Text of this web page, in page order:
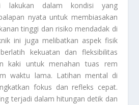
lakukan dalam kondisi yang
nyata untuk membiasakan
tinggi dan risiko mendadak di
ini juga melibatkan aspek fisik
kekuatan dan fleksibilitas
kaki untuk menahan tuas rem
waktu lama. Latihan mental di
fokus dan refleks cepat.
terjadi dalam hitungan detik dan